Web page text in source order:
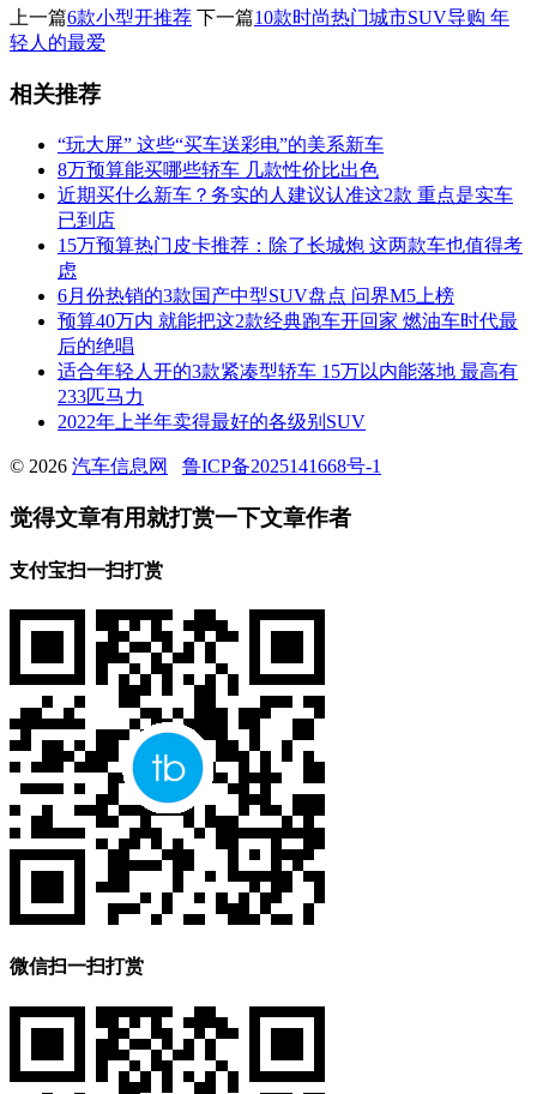
上一篇6款小型开推荐 下一篇10款时尚热门城市SUV导购 年
轻人的最爱
相关推荐
“玩大屏” 这些“买车送彩电”的美系新车
8万预算能买哪些轿车 几款性价比出色
近期买什么新车？务实的人建议认准这2款 重点是实车
已到店
15万预算热门皮卡推荐：除了长城炮 这两款车也值得考
虑
6月份热销的3款国产中型SUV盘点 问界M5上榜
预算40万内 就能把这2款经典跑车开回家 燃油车时代最
后的绝唱
适合年轻人开的3款紧凑型轿车 15万以内能落地 最高有
233匹马力
2022年上半年卖得最好的各级别SUV
© 2026 汽车信息网 鲁ICP备2025141668号-1
觉得文章有用就打赏一下文章作者
支付宝扫一扫打赏
微信扫一扫打赏